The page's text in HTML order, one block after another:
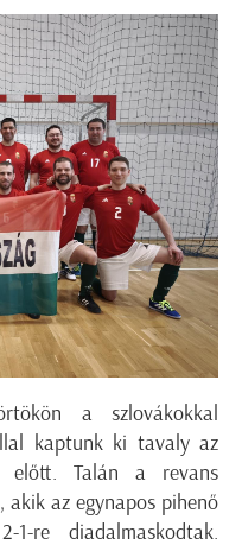
a szlovákokkal
kaptunk ki tavaly az
előtt.
Talán a revans
, akik az egynapos pihenő
re diadalmaskodtak.